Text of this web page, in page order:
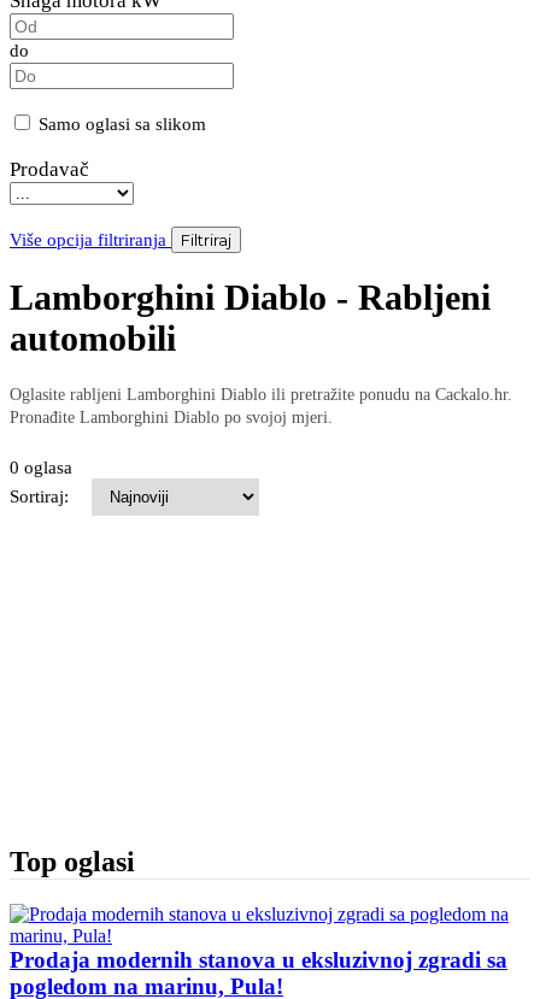
do
Samo oglasi sa slikom
Prodavač
Više opcija filtriranja Filtriraj
Lamborghini Diablo - Rabljeni
automobili
Oglasite rabljeni Lamborghini Diablo ili pretražite ponudu na Cackalo.hr.
Pronađite Lamborghini Diablo po svojoj mjeri.
0 oglasa
Sortiraj:
Top oglasi
Prodaja modernih stanova u eksluzivnoj zgradi sa
pogledom na marinu, Pula!